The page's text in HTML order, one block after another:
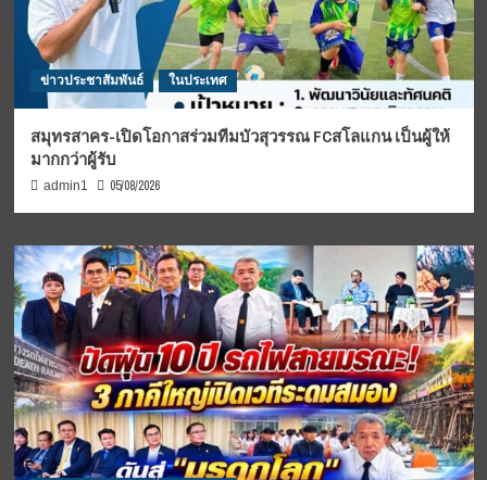
ข่าวประชาสัมพันธ์ ในประเทศ
สมุทรสาคร-เปิดโอกาสร่วมทีมบัวสุวรรณ FCสโลแกน เป็นผู้ให้
มากกว่าผู้รับ
admin1 05/08/2026